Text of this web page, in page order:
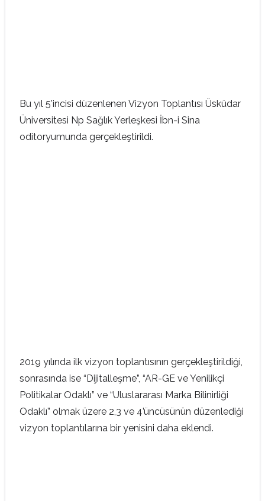
Bu yıl 5’incisi düzenlenen Vizyon Toplantısı Üsküdar
Üniversitesi Np Sağlık Yerleşkesi İbn-i Sina
oditoryumunda gerçekleştirildi.
2019 yılında ilk vizyon toplantısının gerçekleştirildiği,
sonrasında ise “Dijitalleşme”, “AR-GE ve Yenilikçi
Politikalar Odaklı” ve “Uluslararası Marka Bilinirliği
Odaklı” olmak üzere 2,3 ve 4’üncüsünün düzenlediği
vizyon toplantılarına bir yenisini daha eklendi.